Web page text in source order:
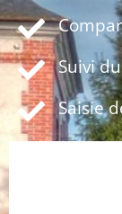
Suivi
Saisie